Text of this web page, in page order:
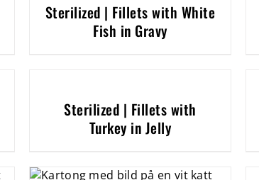
Sterilized | Fillets with White
Fish in Gravy
Sterilized | Fillets with
Turkey in Jelly